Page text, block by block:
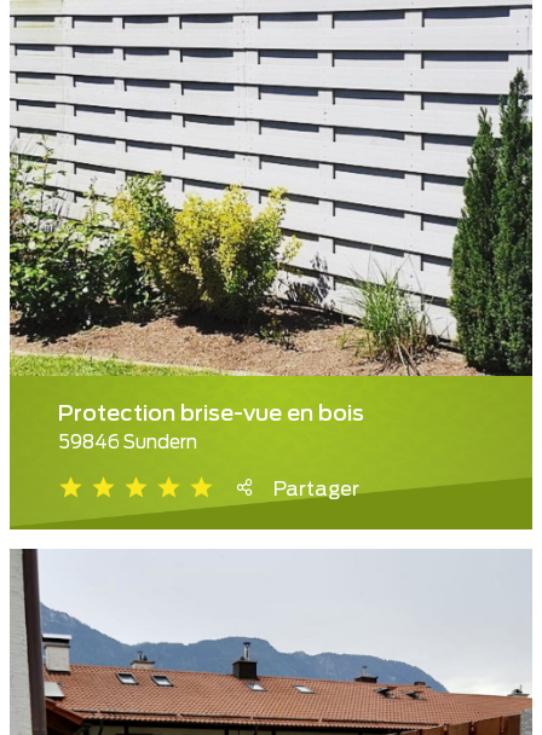
Protection brise-vue en bois
59846 Sundern
Partager